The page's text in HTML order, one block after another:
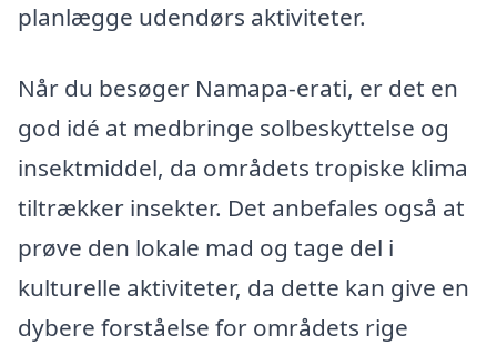
planlægge udendørs aktiviteter.
Når du besøger Namapa-erati, er det en
god idé at medbringe solbeskyttelse og
insektmiddel, da områdets tropiske klima
tiltrækker insekter. Det anbefales også at
prøve den lokale mad og tage del i
kulturelle aktiviteter, da dette kan give en
dybere forståelse for områdets rige